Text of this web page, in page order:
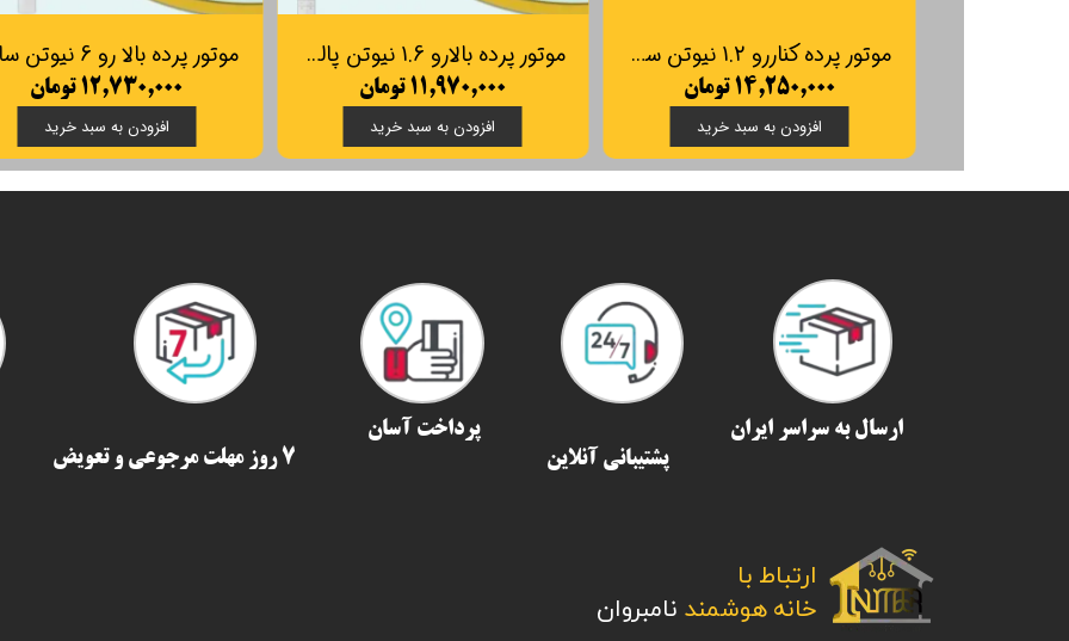
۱۲,۷۳۰,۰۰۰ تومان
افزودن به سبد خرید
موتور پرده بالارو 1.6 نیوتن پالسی K25-3E-1.6-26 (موتور داخلی DC)
۱۱,۹۷۰,۰۰۰ تومان
افزودن به سبد خرید
موتور پرده کناررو 1.2 نیوتن ساده M23-3E-1.2 موتور داخلی DC
۱۴,۲۵۰,۰۰۰ تومان
افزودن به سبد خرید
ارتباط با
​​​​​​​خانه هوشمند نامبروان
ارسال به سراسر ایران​​​​​​​
پشتیبانی آنلاین
پرداخت آسان
7 روز مهلت مرجوعی و تعویض